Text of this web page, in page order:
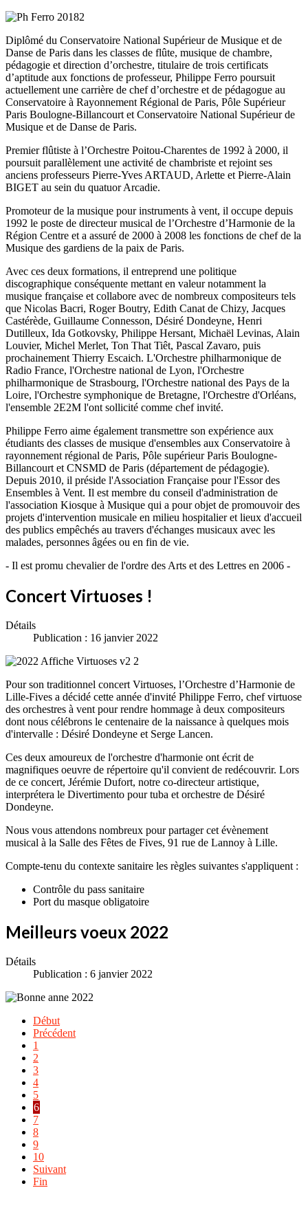
Diplômé du Conservatoire National Supérieur de Musique et de
Danse de Paris dans les classes de flûte, musique de chambre,
pédagogie et direction d’orchestre, titulaire de trois certificats
d’aptitude aux fonctions de professeur, Philippe Ferro poursuit
actuellement une carrière de chef d’orchestre et de pédagogue au
Conservatoire à Rayonnement Régional de Paris, Pôle Supérieur
Paris Boulogne-Billancourt et Conservatoire National Supérieur de
Musique et de Danse de Paris.
Premier flûtiste à l’Orchestre Poitou-Charentes de 1992 à 2000, il
poursuit parallèlement une activité de chambriste et rejoint ses
anciens professeurs Pierre-Yves ARTAUD, Arlette et Pierre-Alain
BIGET au sein du quatuor Arcadie.
Promoteur de la musique pour instruments à vent, il occupe depuis
1992 le poste de directeur musical de l’Orchestre d’Harmonie de la
Région Centre et a assuré de 2000 à 2008 les fonctions de chef de la
Musique des gardiens de la paix de Paris.
Avec ces deux formations, il entreprend une politique
discographique conséquente mettant en valeur notamment la
musique française et collabore avec de nombreux compositeurs tels
que Nicolas Bacri, Roger Boutry, Edith Canat de Chizy, Jacques
Castérède, Guillaume Connesson, Désiré Dondeyne, Henri
Dutilleux, Ida Gotkovsky, Philippe Hersant, Michaël Levinas, Alain
Louvier, Michel Merlet, Ton That Tiêt, Pascal Zavaro, puis
prochainement Thierry Escaich. L'Orchestre philharmonique de
Radio France, l'Orchestre national de Lyon, l'Orchestre
philharmonique de Strasbourg, l'Orchestre national des Pays de la
Loire, l'Orchestre symphonique de Bretagne, l'Orchestre d'Orléans,
l'ensemble 2E2M l'ont sollicité comme chef invité.
Philippe Ferro aime également transmettre son expérience aux
étudiants des classes de musique d'ensembles aux Conservatoire à
rayonnement régional de Paris, Pôle supérieur Paris Boulogne-
Billancourt et CNSMD de Paris (département de pédagogie).
Depuis 2010, il préside l'Association Française pour l'Essor des
Ensembles à Vent. Il est membre du conseil d'administration de
l'association Kiosque à Musique qui a pour objet de promouvoir des
projets d'intervention musicale en milieu hospitalier et lieux d'accueil
des publics empêchés au travers d'échanges musicaux avec les
malades, personnes âgées ou en fin de vie.
- Il est promu chevalier de l'ordre des Arts et des Lettres en 2006 -
Concert Virtuoses !
Détails
Publication : 16 janvier 2022
Pour son traditionnel concert Virtuoses, l’Orchestre d’Harmonie de
Lille-Fives a décidé cette année d'invité Philippe Ferro, chef virtuose
des orchestres à vent pour rendre hommage à deux compositeurs
dont nous célébrons le centenaire de la naissance à quelques mois
d'intervalle : Désiré Dondeyne et Serge Lancen.
Ces deux amoureux de l'orchestre d'harmonie ont écrit de
magnifiques oeuvre de répertoire qu'il convient de redécouvrir. Lors
de ce concert, Jérémie Dufort, notre co-directeur artistique,
interprétera le Divertimento pour tuba et orchestre de Désiré
Dondeyne.
Nous vous attendons nombreux pour partager cet évènement
musical à la Salle des Fêtes de Fives, 91 rue de Lannoy à Lille.
Compte-tenu du contexte sanitaire les règles suivantes s'appliquent :
Contrôle du pass sanitaire
Port du masque obligatoire
Meilleurs voeux 2022
Détails
Publication : 6 janvier 2022
Début
Précédent
1
2
3
4
5
6
7
8
9
10
Suivant
Fin